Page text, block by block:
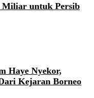
Miliar untuk Persib
Haye Nyekor,
Kejaran Borneo